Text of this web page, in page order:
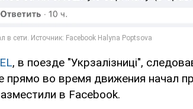
, в поезде "Укрзалізниці",
прямо во время движения начал
в Facebook.